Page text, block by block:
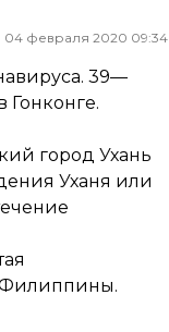
04 февраля 2020 09:34
39—
город Ухань
Уханя или
Филиппины.